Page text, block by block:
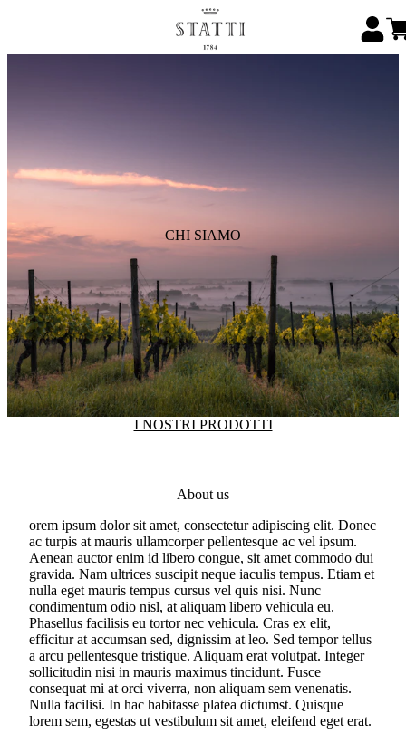
CHI SIAMO
I NOSTRI PRODOTTI
About us
orem ipsum dolor sit amet, consectetur adipiscing elit. Donec
ac turpis at mauris ullamcorper pellentesque ac vel ipsum.
Aenean auctor enim id libero congue, sit amet commodo dui
gravida. Nam ultrices suscipit neque iaculis tempus. Etiam et
nulla eget mauris tempus cursus vel quis nisi. Nunc
condimentum odio nisl, at aliquam libero vehicula eu.
Phasellus facilisis eu tortor nec vehicula. Cras ex elit,
efficitur at accumsan sed, dignissim at leo. Sed tempor tellus
a arcu pellentesque tristique. Aliquam erat volutpat. Integer
sollicitudin nisi in mauris maximus tincidunt. Fusce
consequat mi at orci viverra, non aliquam sem venenatis.
Nulla facilisi. In hac habitasse platea dictumst. Quisque
lorem sem, egestas ut vestibulum sit amet, eleifend eget erat.